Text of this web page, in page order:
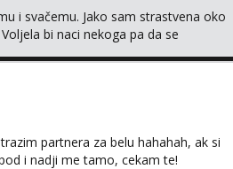
i svačemu. Jako sam strastvena oko
bi naci nekoga pa da se
partnera za belu hahahah, ak si
i nadji me tamo, cekam te!